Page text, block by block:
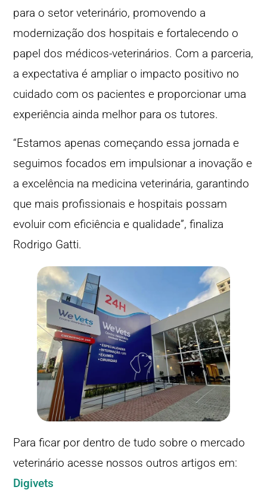
para o setor veterinário, promovendo a
modernização dos hospitais e fortalecendo o
papel dos médicos-veterinários. Com a parceria,
a expectativa é ampliar o impacto positivo no
cuidado com os pacientes e proporcionar uma
experiência ainda melhor para os tutores.
“Estamos apenas começando essa jornada e
seguimos focados em impulsionar a inovação e
a excelência na medicina veterinária, garantindo
que mais profissionais e hospitais possam
evoluir com eficiência e qualidade”, finaliza
Rodrigo Gatti.
Para ficar por dentro de tudo sobre o mercado
veterinário acesse nossos outros artigos em:
Digivets